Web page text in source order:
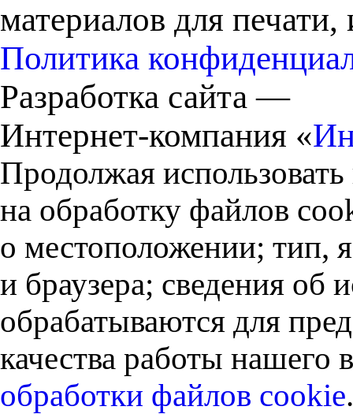
материалов для
Политика
Разработка сайта —
Интернет-компания «
Продолжая
на обработку файлов
о местоположении; тип,
и браузера; сведения об
обрабатываются для
качества работы нашего
обработки файлов cookie.